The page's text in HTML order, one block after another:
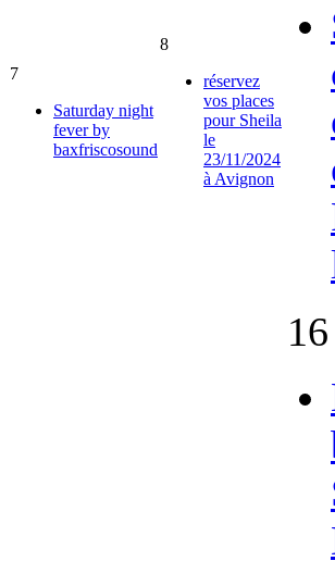
7
Saturday night
fever by
baxfriscosound
8
réservez
vos places
pour Sheila
le
23/11/2024
à Avignon
16